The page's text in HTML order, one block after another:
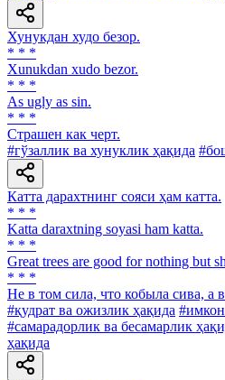
Хунукдан худо безор.
* * *
Xunukdan хudo bezor.
* * *
As ugly as sin.
* * *
Страшен как черт.
#гўзаллик ва хунуклик ҳақида
Катта дарахтнинг сояси ҳам катта.
* * *
Katta daraxtning soyasi ham katta.
* * *
Great trees are good for nothing but
* * *
He в том сила, что кобыла сива, а
#қудрат ва ожизлик ҳақида
#самарадорлик ва бесамарлик
ҳақида